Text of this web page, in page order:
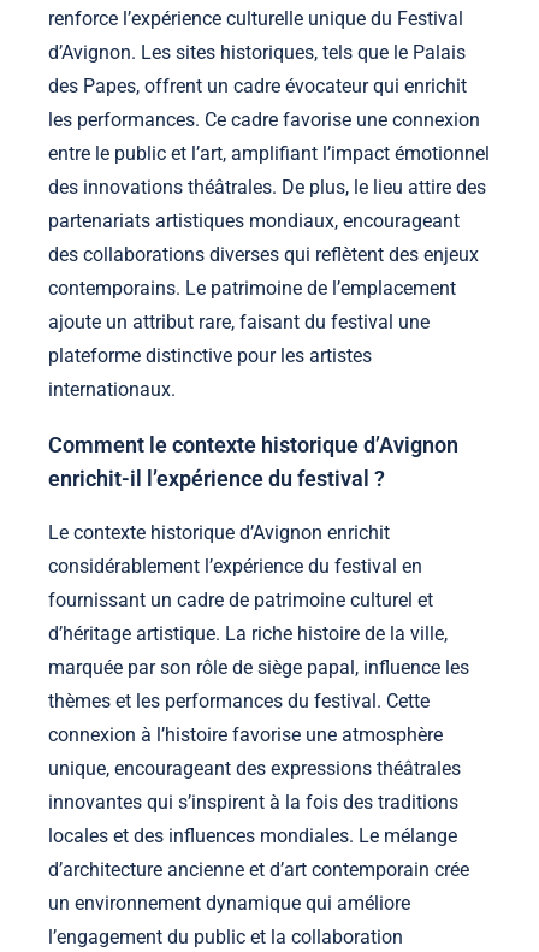
renforce l’expérience culturelle unique du Festival
d’Avignon. Les sites historiques, tels que le Palais
des Papes, offrent un cadre évocateur qui enrichit
les performances. Ce cadre favorise une connexion
entre le public et l’art, amplifiant l’impact émotionnel
des innovations théâtrales. De plus, le lieu attire des
partenariats artistiques mondiaux, encourageant
des collaborations diverses qui reflètent des enjeux
contemporains. Le patrimoine de l’emplacement
ajoute un attribut rare, faisant du festival une
plateforme distinctive pour les artistes
internationaux.
Comment le contexte historique d’Avignon
enrichit-il l’expérience du festival ?
Le contexte historique d’Avignon enrichit
considérablement l’expérience du festival en
fournissant un cadre de patrimoine culturel et
d’héritage artistique. La riche histoire de la ville,
marquée par son rôle de siège papal, influence les
thèmes et les performances du festival. Cette
connexion à l’histoire favorise une atmosphère
unique, encourageant des expressions théâtrales
innovantes qui s’inspirent à la fois des traditions
locales et des influences mondiales. Le mélange
d’architecture ancienne et d’art contemporain crée
un environnement dynamique qui améliore
l’engagement du public et la collaboration